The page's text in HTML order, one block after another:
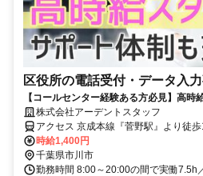
区役所の電話受付・データ入
【コールセンター経験ある方必見】高
制＆基本残業なし♪服装自由！
株式会社アーデントスタッフ
アクセス 京成本線『菅野駅』より徒
八幡駅』より徒歩15分
時給1,400円
千葉県市川市
勤務時間 8:00～20:00の間で実働7.5h